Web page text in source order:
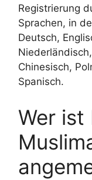
Registrierung
Sprachen, in
Deutsch,
Chinesisch,
Spanisch.
Wer ist